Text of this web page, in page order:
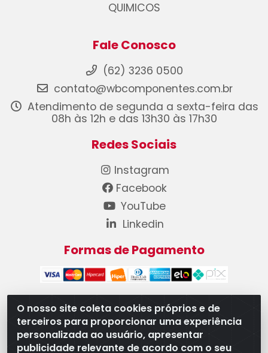
O nosso site coleta cookies próprios e de
terceiros para proporcionar uma experiência
personalizada ao usuário, apresentar
publicidade relevante de acordo com o seu
QUIMICOS
Fale Conosco
(62) 3236 0500
contato@wbcomponentes.com.br
Atendimento de segunda a sexta-feira das
08h às 12h e das 13h30 às 17h30
Redes Sociais
Instagram
Facebook
YouTube
Linkedin
Formas de Pagamento
WB Componentes Automotivos LTDA - CNPJ
08.528.393/0001-12 - Rua do Níquel, 667 - Parque
Oeste Industrial, Goiânia/GO - CEP 74375-660